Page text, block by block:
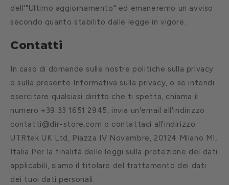
dell'"Ultimo aggiornamento" ed emaneremo un avviso
secondo quanto stabilito dalle legge in vigore.
Contatti
In caso di domande sulle nostre politiche sulla privacy
o sulla presente Informativa sulla privacy, o se intendi
esercitare qualsiasi diritto che ti spetta, chiama il
numero +39 33 1651 2945, invia un'email all'indirizzo
contatti@dir-store.com o contattaci all'indirizzo
UTRtek UK Ltd, Piazza IV Novembre, 20124 Milano MI,
Italia Per la finalità delle leggi sulla protezione dei dati
applicabili, siamo il titolare del trattamento dei dati
dei tuoi dati personali.